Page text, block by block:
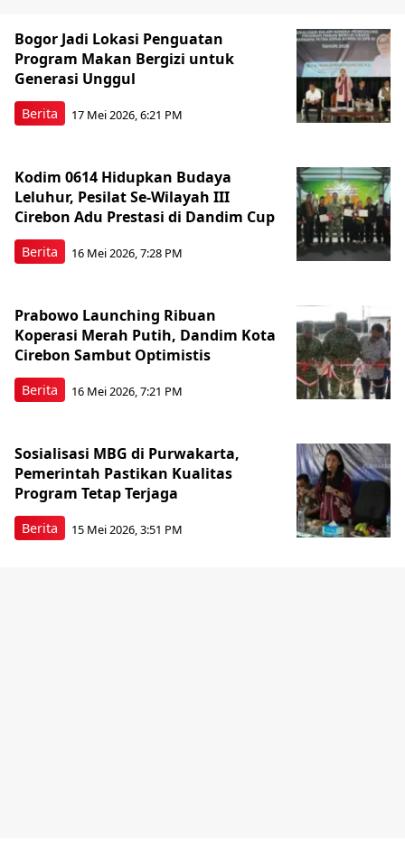
Berita
Bogor Jadi Lokasi Penguatan
Program Makan Bergizi untuk
Generasi Unggul
17 Mei 2026, 6:21 PM
Berita
Kodim 0614 Hidupkan Budaya
Leluhur, Pesilat Se-Wilayah III
Cirebon Adu Prestasi di Dandim Cup
16 Mei 2026, 7:28 PM
Berita
Prabowo Launching Ribuan
Koperasi Merah Putih, Dandim Kota
Cirebon Sambut Optimistis
16 Mei 2026, 7:21 PM
Berita
Sosialisasi MBG di Purwakarta,
Pemerintah Pastikan Kualitas
Program Tetap Terjaga
15 Mei 2026, 3:51 PM